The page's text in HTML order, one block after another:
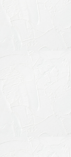
サポート体制を
清掃指導や、定
矯正治療を目指し
精密な
成人矯正におい